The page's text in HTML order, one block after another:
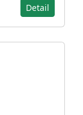
Detail